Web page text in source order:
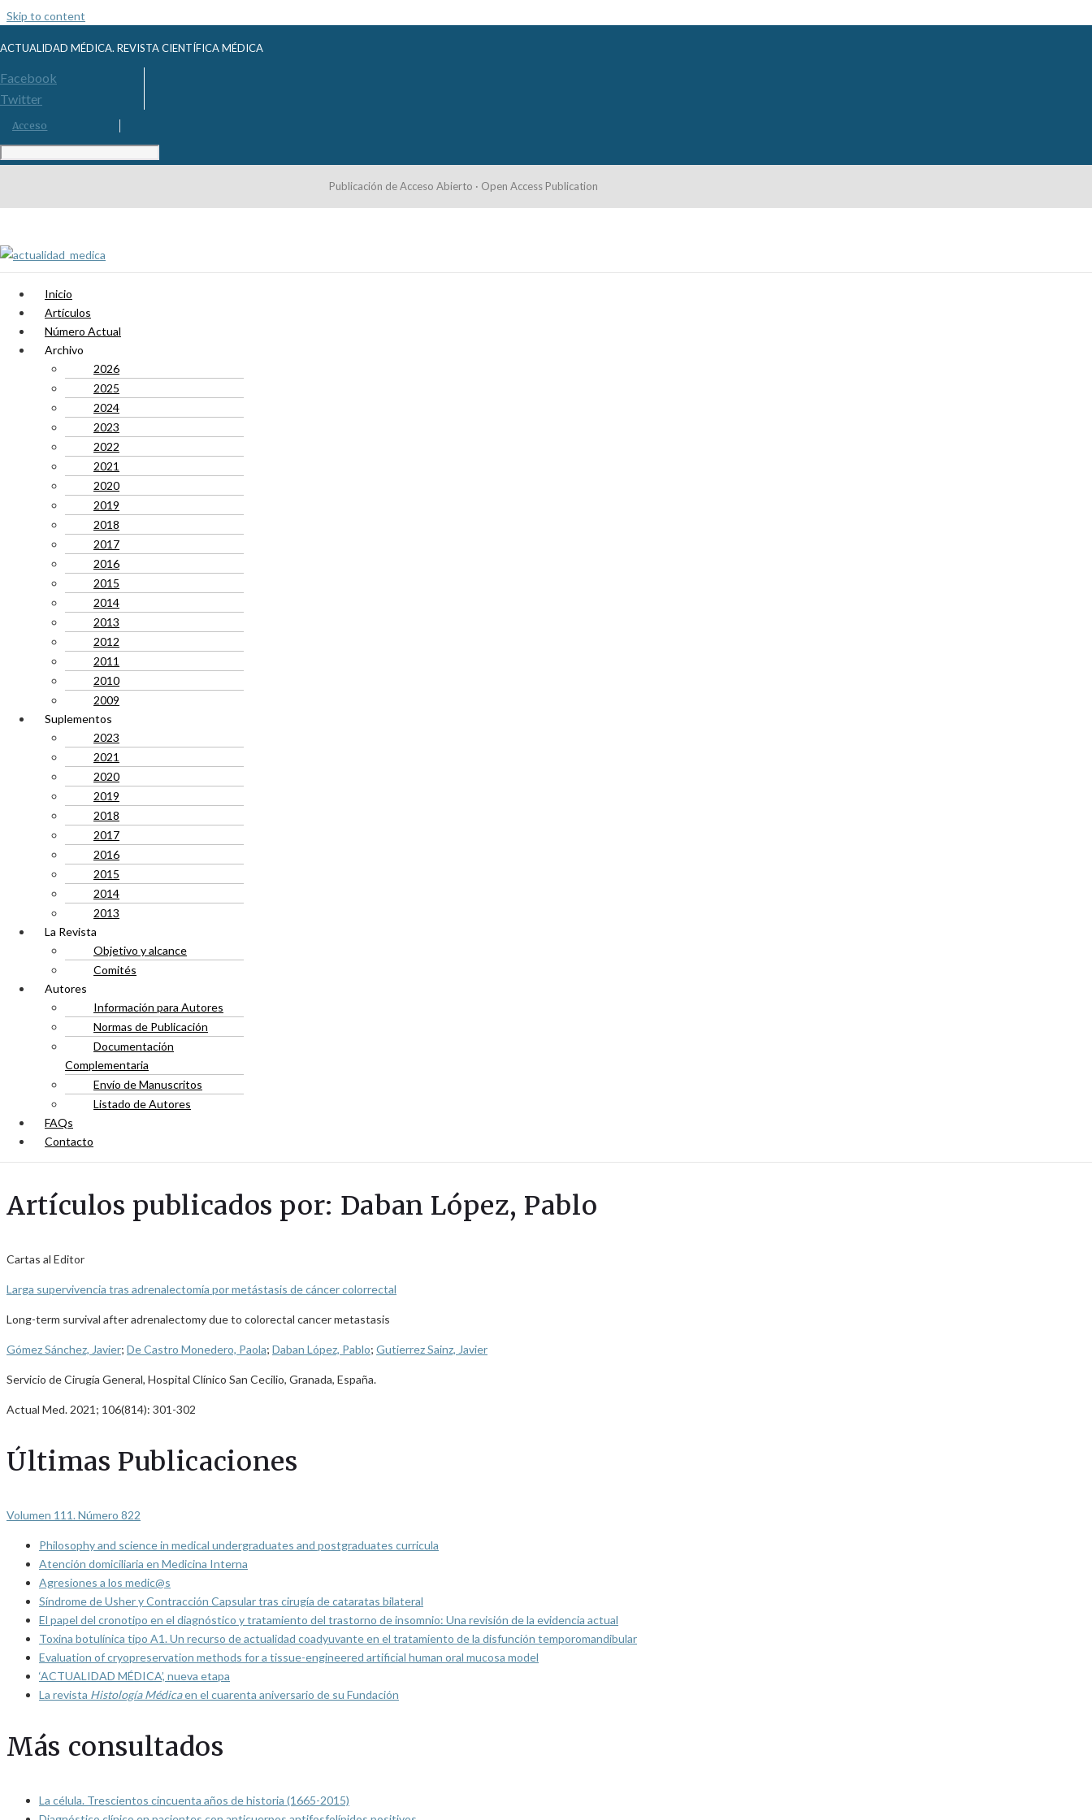
Skip to content
ACTUALIDAD MÉDICA. REVISTA CIENTÍFICA MÉDICA
Facebook
Twitter
Acceso
Publicación de Acceso Abierto · Open Access Publication
Inicio
Artículos
Número Actual
Archivo
2026
2025
2024
2023
2022
2021
2020
2019
2018
2017
2016
2015
2014
2013
2012
2011
2010
2009
Suplementos
2023
2021
2020
2019
2018
2017
2016
2015
2014
2013
La Revista
Objetivo y alcance
Comités
Autores
Información para Autores
Normas de Publicación
Documentación
Complementaria
Envío de Manuscritos
Listado de Autores
FAQs
Contacto
Artículos publicados por: Daban López, Pablo
Cartas al Editor
Larga supervivencia tras adrenalectomía por metástasis de cáncer colorrectal
Long-term survival after adrenalectomy due to colorectal cancer metastasis
Gómez Sánchez, Javier; De Castro Monedero, Paola; Daban López, Pablo; Gutierrez Sainz, Javier
Servicio de Cirugía General, Hospital Clínico San Cecilio, Granada, España.
Actual Med. 2021; 106(814): 301-302
Últimas Publicaciones
Volumen 111. Número 822
Philosophy and science in medical undergraduates and postgraduates curricula
Atención domiciliaria en Medicina Interna
Agresiones a los medic@s
Síndrome de Usher y Contracción Capsular tras cirugía de cataratas bilateral
El papel del cronotipo en el diagnóstico y tratamiento del trastorno de insomnio: Una revisión de la evidencia actual
Toxina botulínica tipo A1. Un recurso de actualidad coadyuvante en el tratamiento de la disfunción temporomandibular
Evaluation of cryopreservation methods for a tissue-engineered artificial human oral mucosa model
‘ACTUALIDAD MÉDICA’, nueva etapa
La revista Histología Médicaen el cuarenta aniversario de su Fundación
Más consultados
La célula. Trescientos cincuenta años de historia (1665-2015)